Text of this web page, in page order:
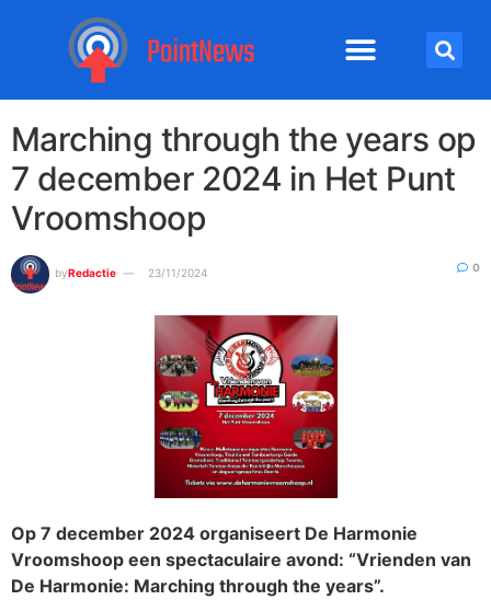
Marching through the years op
7 december 2024 in Het Punt
Vroomshoop
byRedactie 23/11/2024 0
Op 7 december 2024 organiseert De Harmonie
Vroomshoop een spectaculaire avond: “Vrienden van
De Harmonie: Marching through the years”.